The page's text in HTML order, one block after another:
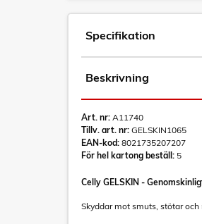
Specifikation
Beskrivning
Art. nr: A11740
Tillv. art. nr: GELSKIN1065
EAN-kod: 8021735207207
För hel kartong beställ: 5
Celly GELSKIN -
Skyddar mot smuts, stötar